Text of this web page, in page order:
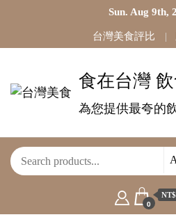
Sun. Aug 9th,
台灣美食評比
食在台灣
為您提供最夸的
0